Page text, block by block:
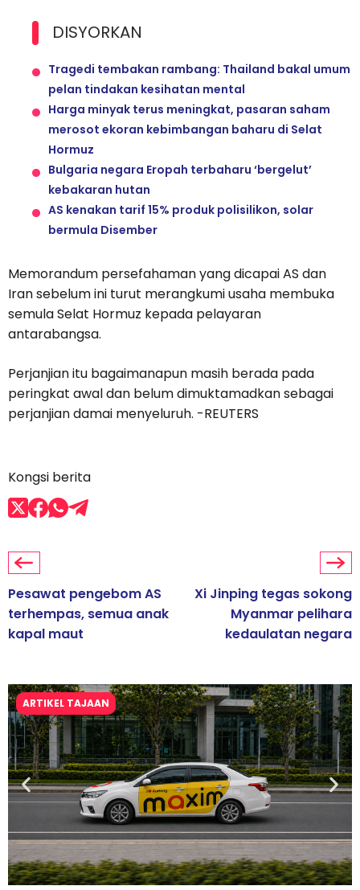
DISYORKAN
Tragedi tembakan rambang: Thailand bakal umum
pelan tindakan kesihatan mental
Harga minyak terus meningkat, pasaran saham
merosot ekoran kebimbangan baharu di Selat
Hormuz
Bulgaria negara Eropah terbaharu ‘bergelut’
kebakaran hutan
AS kenakan tarif 15% produk polisilikon, solar
bermula Disember
Memorandum persefahaman yang dicapai AS dan
Iran sebelum ini turut merangkumi usaha membuka
semula Selat Hormuz kepada pelayaran
antarabangsa.
Perjanjian itu bagaimanapun masih berada pada
peringkat awal dan belum dimuktamadkan sebagai
perjanjian damai menyeluruh. -REUTERS
Kongsi berita
Pesawat pengebom AS
terhempas, semua anak
kapal maut
Xi Jinping tegas sokong
Myanmar pelihara
kedaulatan negara
ARTIKEL TAJAAN